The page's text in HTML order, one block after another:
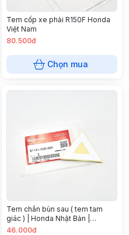
Tem cốp xe phải R150F Honda
Việt Nam
80.500đ
Chọn mua
Tem chắn bùn sau ( tem tam
giác ) | Honda Nhật Bản |
87141202000
46.000đ